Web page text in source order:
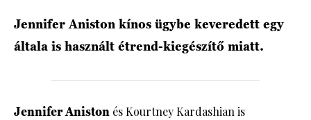
Jennifer Aniston kínos ügybe keveredett egy
általa is használt étrend-kiegészítő miatt.
Jennifer Aniston és Kourtney Kardashian is